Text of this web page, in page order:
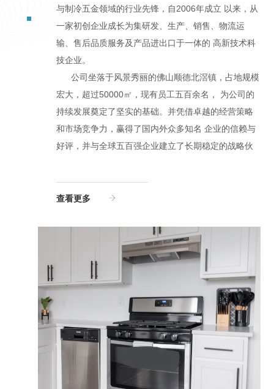
与制冷五金领域的行业先锋，自2006年成立 以来，从
一家初创企业成长为集研发、生产、销售、物流运
输、售后品质服务及产品进出口于一体的 高新技术科
技企业。
公司坐落于风景秀丽的佛山顺德北滘镇，占地规模
宏大，超过50000㎡，现有员工五百余名， 为公司的
持续发展奠定了坚实的基础。并凭借卓越的经营策略
和市场竞争力，赢得了国内外众多知名 企业的信赖与
好评，并与全球五百强企业建立了长期稳定的战略伙
用的完美结合，积极通过高效的研发团队和先进的自
动化设备，不断精益研发，为全球客户提供满足市场
理体系认证，产品符合国内外各项食品级标准及环保
要求。 展望未来，广东金客将继续秉承客户至上的原
则，致力于成为多领域的领军企业，为全球客户提 供
更卓越的产品和服务。
查看更多